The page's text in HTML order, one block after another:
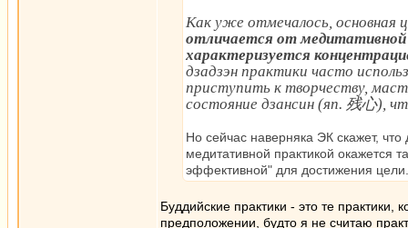
Как уже отмечалось, основная
отличается от
характеризуется
дзадзэн практики часто
приступить к творчеству,
состояние дзансин (яп. 残心),
Но сейчас наверняка ЭК скажет,
медитативной практикой окажется
эффективной" для достижения цели.
Буддийские практики - это те
предположении, будто я не считаю